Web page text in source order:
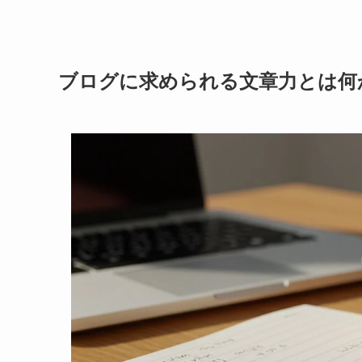
ブログに求められる文章力とは何